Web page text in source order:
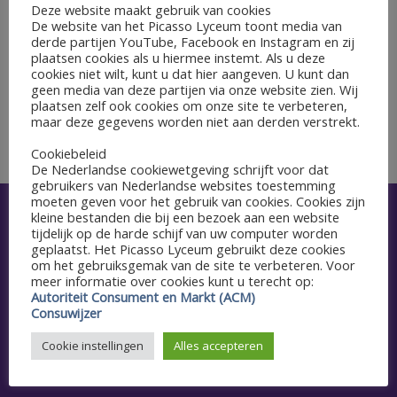
GEGEVENS
Datum:
29 maart 2022
Examenklassen: 23.59u: deadline
HER TM4 aanvragen
Leerjaar 2mh: Doe dag
Zoetermeer on Stage
Snel naar
Aanmelden
Agenda
Schoolgids
Deze website maakt gebruik van cookies
De website van het Picasso Lyceum toont media van
derde partijen YouTube, Facebook en Instagram en zij
plaatsen cookies als u hiermee instemt. Als u deze
cookies niet wilt, kunt u dat hier aangeven. U kunt dan
geen media van deze partijen via onze website zien. Wij
plaatsen zelf ook cookies om onze site te verbeteren,
maar deze gegevens worden niet aan derden verstrekt.
Cookiebeleid
De Nederlandse cookiewetgeving schrijft voor dat
gebruikers van Nederlandse websites toestemming
moeten geven voor het gebruik van cookies. Cookies zijn
kleine bestanden die bij een bezoek aan een website
tijdelijk op de harde schijf van uw computer worden
geplaatst. Het Picasso Lyceum gebruikt deze cookies
om het gebruiksgemak van de site te verbeteren. Voor
meer informatie over cookies kunt u terecht op:
Autoriteit Consument en Markt (ACM)
Consuwijzer
Cookie instellingen Alles accepteren